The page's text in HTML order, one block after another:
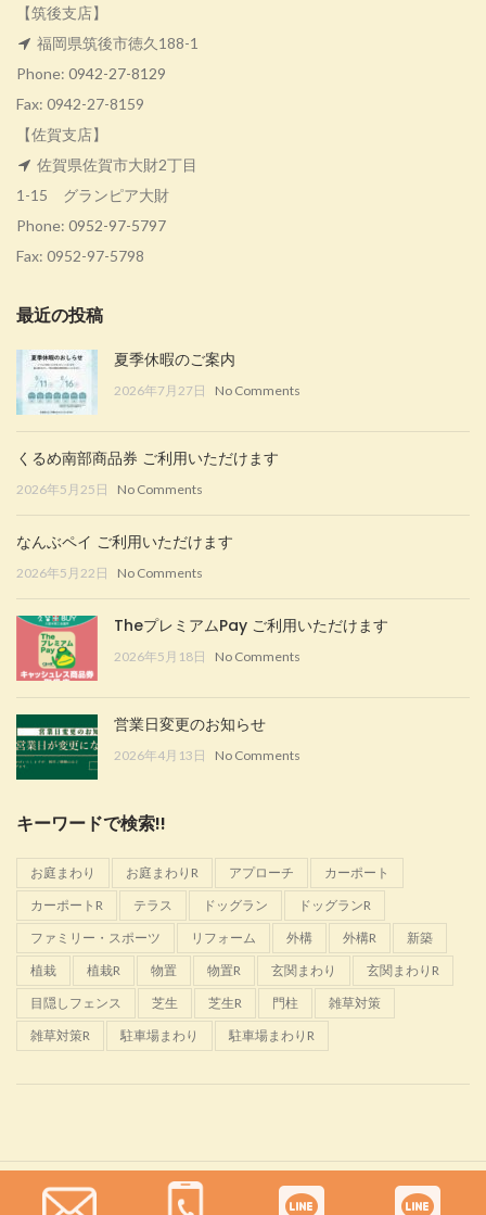
【筑後支店】
福岡県筑後市徳久188-1
Phone: 0942-27-8129
Fax: 0942-27-8159
【佐賀支店】
佐賀県佐賀市大財2丁目
1-15 グランピア大財
Phone: 0952-97-5797
Fax: 0952-97-5798
最近の投稿
夏季休暇のご案内
2026年7月27日 No Comments
くるめ南部商品券 ご利用いただけます
2026年5月25日 No Comments
なんぶペイ ご利用いただけます
2026年5月22日 No Comments
TheプレミアムPay ご利用いただけます
2026年5月18日 No Comments
営業日変更のお知らせ
2026年4月13日 No Comments
キーワードで検索!!
お庭まわり お庭まわりR アプローチ
カーポート
カーポートR
テラス ドッグラン
ドッグランR
ファミリー・スポーツ
リフォーム 外構 外構R
新築
植栽
植栽R 物置 物置R 玄関まわり
玄関まわりR
目隠しフェンス
芝生 芝生R 門柱
雑草対策
雑草対策R
駐車場まわり 駐車場まわりR
Glanta 2022 CREATED BY佐野恵樹園